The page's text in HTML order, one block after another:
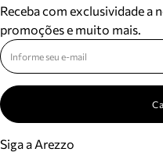
Receba com exclusividade a
promoções e muito mais.
Siga a Arezzo